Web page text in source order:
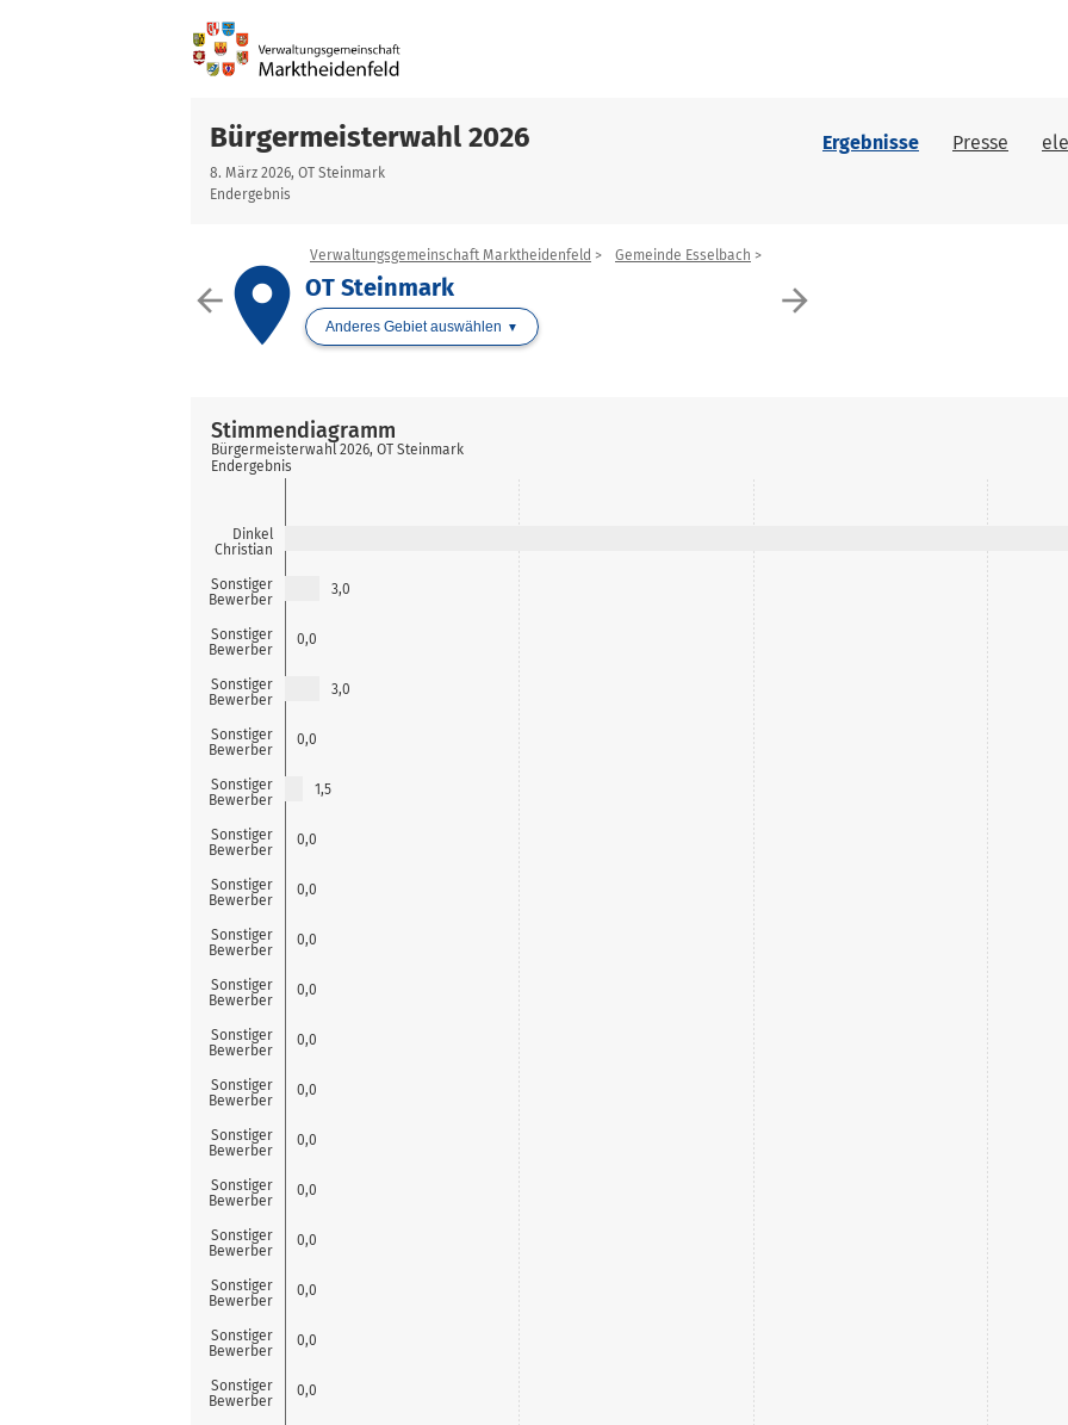
Bürgermeisterwahl 2026
8. März 2026, OT Steinmark
Endergebnis
Ergebnisse Presse
arrow_back arrow_forward
place
Verwaltungsgemeinschaft Marktheidenfeld Gemeinde Esselbach
OT Steinmark
Anderes Gebiet auswählen
Dinkel
Christian
Sonstiger
Bewerber
Sonstiger
Bewerber
Sonstiger
Bewerber
Sonstiger
Bewerber
Sonstiger
Bewerber
Sonstiger
Bewerber
Sonstiger
Bewerber
Sonstiger
Bewerber
Sonstiger
Bewerber
Sonstiger
Bewerber
Sonstiger
Bewerber
Sonstiger
Bewerber
Sonstiger
Bewerber
Sonstiger
Bewerber
Sonstiger
Bewerber
Sonstiger
Bewerber
Sonstiger
Bewerber
3,0
0,0
3,0
0,0
1,5
0,0
0,0
0,0
0,0
0,0
0,0
0,0
0,0
0,0
0,0
0,0
0,0
Stimmendiagramm
Bürgermeisterwahl 2026, OT Steinmark
Endergebnis